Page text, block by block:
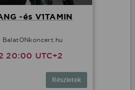
-és V1TAMIN
BalatONkoncert.hu
20:00 UTC+2
Részletek